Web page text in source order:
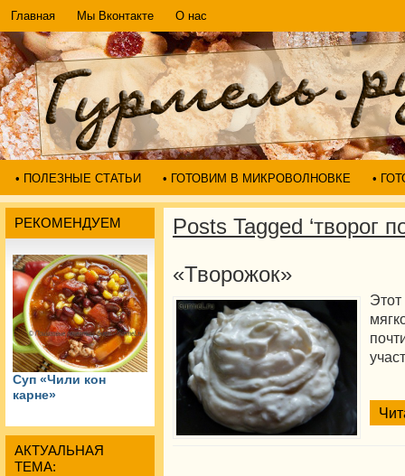
Главная Мы Вконтакте О нас
• ПОЛЕЗНЫЕ СТАТЬИ • ГОТОВИМ В МИКРОВОЛНОВКЕ •
РЕКОМЕНДУЕМ
Суп «Чили кон
карне»
АКТУАЛЬНАЯ
ТЕМА:
Posts Tagged ‘творог
«Творожок»